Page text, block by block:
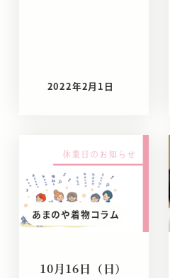
投稿日
2022年2月1日
あまのや着物コラム
10月16日（日）